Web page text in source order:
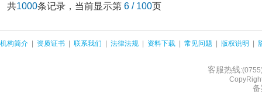
共1000条记录，当前显示第 6 / 100页
机构简介 资质证书 联系我们 法律法规 资料下载 常见问题 版权说明
客服热线